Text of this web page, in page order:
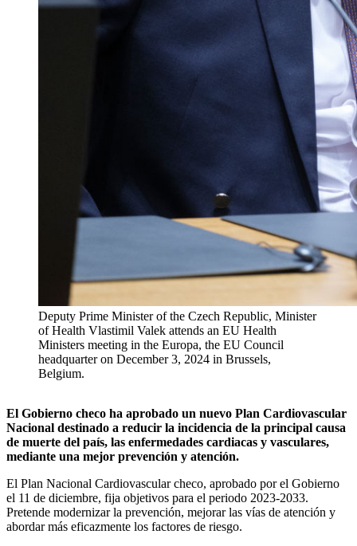
Deputy Prime Minister of the Czech Republic, Minister
of Health Vlastimil Valek attends an EU Health
Ministers meeting in the Europa, the EU Council
headquarter on December 3, 2024 in Brussels,
Belgium.
El Gobierno checo ha aprobado un nuevo Plan Cardiovascular
Nacional destinado a reducir la incidencia de la principal causa
de muerte del país, las enfermedades cardiacas y vasculares,
mediante una mejor prevención y atención.
El Plan Nacional Cardiovascular checo, aprobado por el Gobierno
el 11 de diciembre, fija objetivos para el periodo 2023-2033.
Pretende modernizar la prevención, mejorar las vías de atención y
abordar más eficazmente los factores de riesgo.